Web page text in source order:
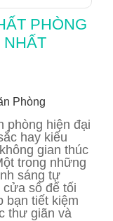
PHÒNG
Phòng
phòng hiện đại
hay kiểu
gian thúc
trong những
sáng tự
cửa sổ để tối
bạn tiết kiệm
thư giãn và